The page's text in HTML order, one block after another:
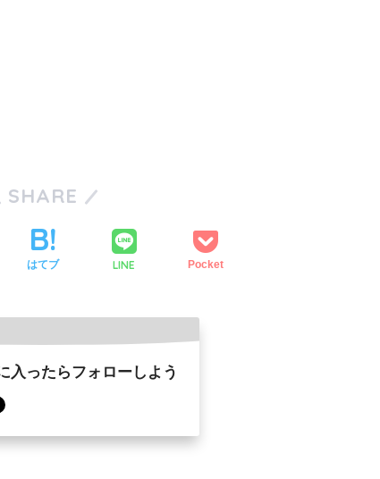
SHARE
はてブ LINE Pocket
入ったらフォローしよう